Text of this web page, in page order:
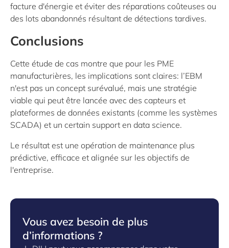
facture d'énergie et éviter des réparations coûteuses ou
des lots abandonnés résultant de détections tardives.
Conclusions
Cette étude de cas montre que pour les PME
manufacturières, les implications sont claires: l’EBM
n'est pas un concept surévalué, mais une stratégie
viable qui peut être lancée avec des capteurs et
plateformes de données existants (comme les systèmes
SCADA) et un certain support en data science.
Le résultat est une opération de maintenance plus
prédictive, efficace et alignée sur les objectifs de
l'entreprise.
Vous avez besoin de plus
d’informations ?